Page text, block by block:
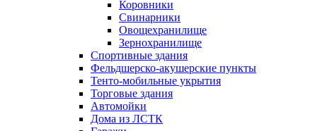
Коровники
Свинарники
Овощехранилище
Зернохранилище
Спортивные здания
Фельдшерско-акушерские пункты
Тенто-мобильные укрытия
Торговые здания
Автомойки
Дома из ЛСТК